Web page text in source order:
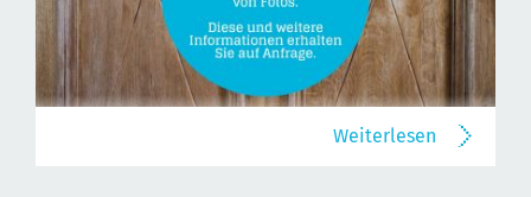
Weiterlesen